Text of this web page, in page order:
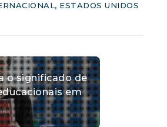
, ESTADOS UNIDOS
o significado de
em